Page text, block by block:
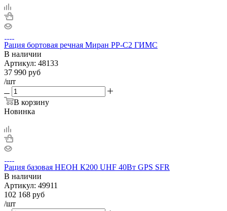
Рация бортовая речная Миран РР-С2 ГИМС
В наличии
Артикул: 48133
37 990 руб
/шт
В корзину
Новинка
Рация базовая НЕОН К200 UHF 40Вт GPS SFR
В наличии
Артикул: 49911
102 168 руб
/шт